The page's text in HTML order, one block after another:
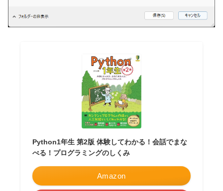
Python1年生 第2版 体験してわかる！会話でまな
べる！プログラミングのしくみ
Amazon